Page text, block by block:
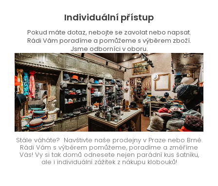
Individuální přístup
Pokud máte dotaz, nebojte se zavolat nebo napsat.
Rádi Vám poradíme a pomůžeme s výběrem zboží.
Jsme odborníci v oboru.
Stále váháte? Navštivte naše prodejny v Praze nebo Brně.
Rádi Vám s výběrem pomůžeme, poradíme a změříme
Vás! Vy si tak domů odnesete nejen parádní kus šatníku,
ale i individuální zážitek z nákupu klobouků!